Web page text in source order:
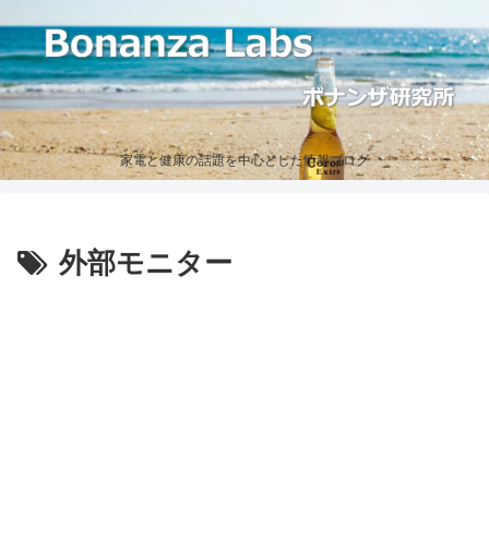
家電と健康の話題を中心とした情報ブログ
外部モニター